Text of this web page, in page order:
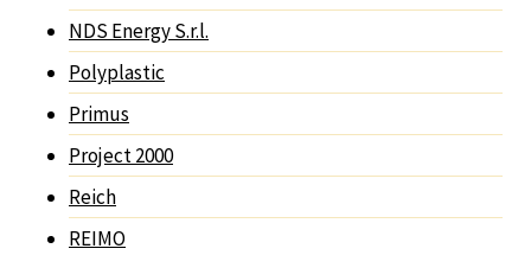
NDS Energy S.r.l.
Polyplastic
Primus
Project 2000
Reich
REIMO